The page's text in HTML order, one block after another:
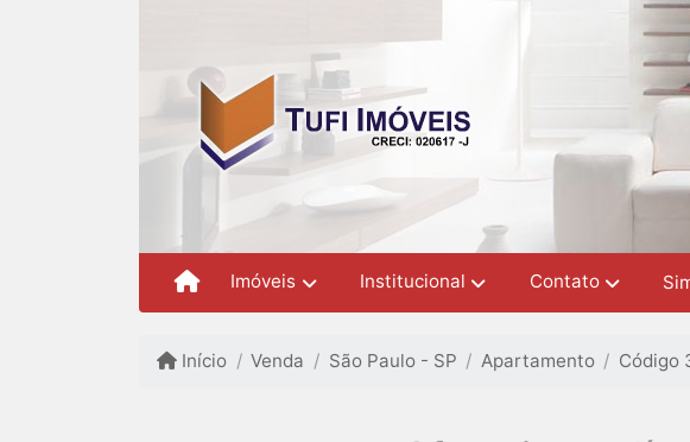
Imóveis Institucional Contato
Início Venda São Paulo - SP Apartamento Código